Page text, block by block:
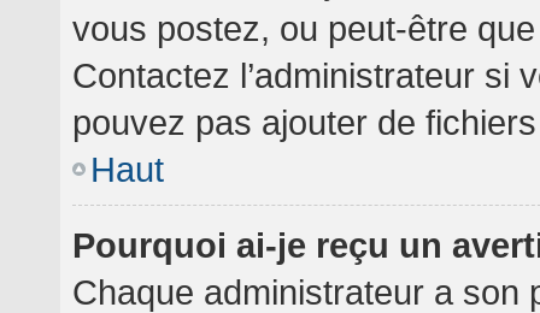
vous postez, ou peut-être
Contactez l’administrateur si
pouvez pas ajouter de
Haut
Pourquoi ai-je reçu un
Chaque administrateur a son